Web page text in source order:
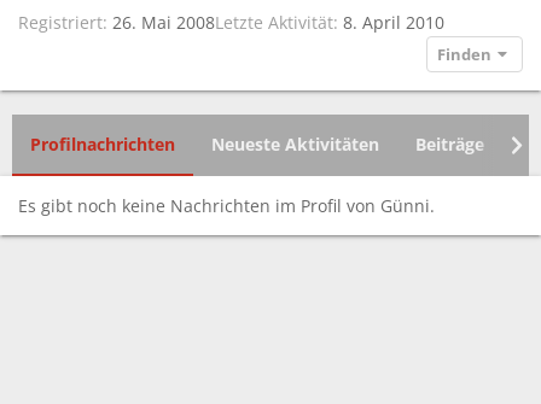
Registriert 26. Mai 2008Letzte Aktivität 8. April 2010
Finden
Profilnachrichten Neueste Aktivitäten Beiträge
Es gibt noch keine Nachrichten im Profil von Günni.